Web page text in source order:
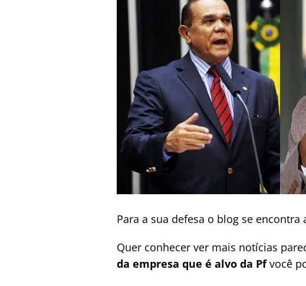
Para a sua defesa o blog se
Quer conhecer ver mais notícias
da empresa que é alvo da Pfvocê